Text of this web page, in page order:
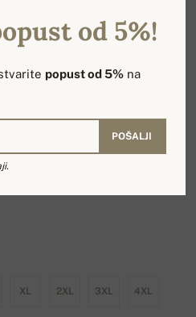
XL 2XL 3XL 4XL
od 5%!
popust od 5% na
POŠALJI